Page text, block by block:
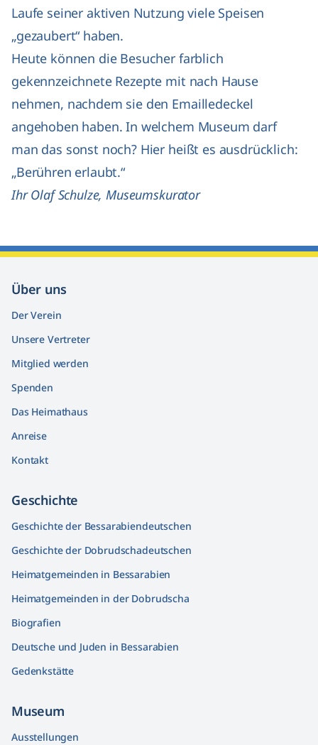
Laufe seiner aktiven Nutzung viele Speisen
„gezaubert“ haben.
Heute können die Besucher farblich
gekennzeichnete Rezepte mit nach Hause
nehmen, nachdem sie den Emailledeckel
angehoben haben. In welchem Museum darf
man das sonst noch? Hier heißt es ausdrücklich:
„Berühren erlaubt.“
Ihr Olaf Schulze, Museumskurator
Über uns
Der Verein
Unsere Vertreter
Mitglied werden
Spenden
Das Heimathaus
Anreise
Kontakt
Geschichte
Geschichte der Bessarabiendeutschen
Geschichte der Dobrudschadeutschen
Heimatgemeinden in Bessarabien
Heimatgemeinden in der Dobrudscha
Biografien
Deutsche und Juden in Bessarabien
Gedenkstätte
Museum
Ausstellungen